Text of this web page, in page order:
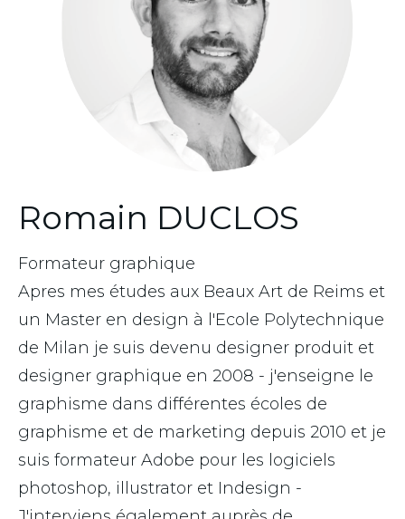
Romain DUCLOS
Formateur graphique
Apres mes études aux Beaux Art de Reims et
un Master en design à l'Ecole Polytechnique
de Milan je suis devenu designer produit et
designer graphique en 2008 - j'enseigne le
graphisme dans différentes écoles de
graphisme et de marketing depuis 2010 et je
suis formateur Adobe pour les logiciels
photoshop, illustrator et Indesign -